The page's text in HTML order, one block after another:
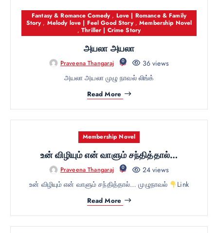
Fantasy & Romance Comedy, Love | Romance & Family
Story, Melody love | Feel Good Story,Membership Novel
,Thriller | Crime Story
அயலா அயலா
Praveena Thangaraj 0
36 views
அயலா அயலா முழு நாவல் லிங்க்
Read More
Membership Novel
உன் விழியும் என் வாளும் சந்தித்தால்…
Praveena Thangaraj 0
24 views
உன் விழியும் என் வாளும் சந்தித்தால்… முழுநாவல்
Link
Read More